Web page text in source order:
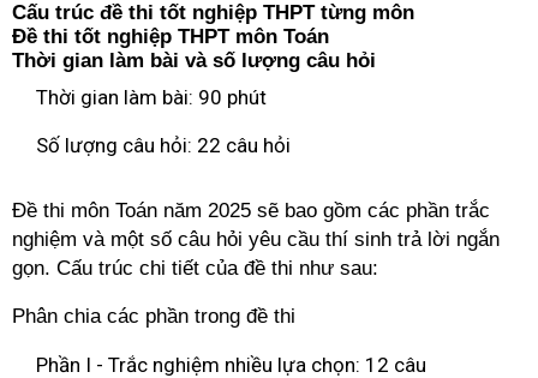
Cấu trúc đề thi tốt nghiệp THPT từng môn
Đề thi tốt nghiệp THPT môn Toán
Thời gian làm bài và số lượng câu hỏi
Thời gian làm bài: 90 phút
Số lượng câu hỏi: 22 câu hỏi
Đề thi môn Toán năm 2025 sẽ bao gồm các phần trắc
nghiệm và một số câu hỏi yêu cầu thí sinh trả lời ngắn
gọn. Cấu trúc chi tiết của đề thi như sau:
Phân chia các phần trong đề thi
Phần I - Trắc nghiệm nhiều lựa chọn: 12 câu